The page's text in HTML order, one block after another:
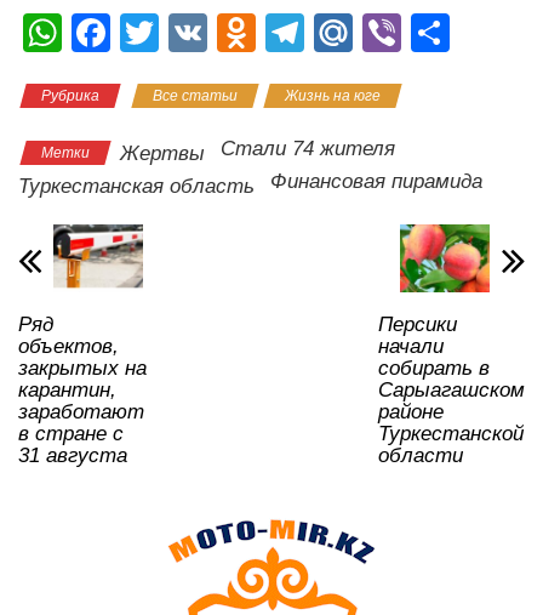
W
at
s
A
p
p
F
c
e
b
o
o
T
tt
er
V
O
n
o
kl
T
e
gr
a
M
.R
u
Vi
в
и
ть
Рубрика Все статьи Жизнь на юге
Метки Жертвы
Стали 74 жителя
Туркестанская область
Финансовая пирамида
Ряд
объектов,
закрытых на
карантин,
заработают
в стране с
31 августа
Персики
начали
собирать в
Сарыагашском
районе
Туркестанской
области